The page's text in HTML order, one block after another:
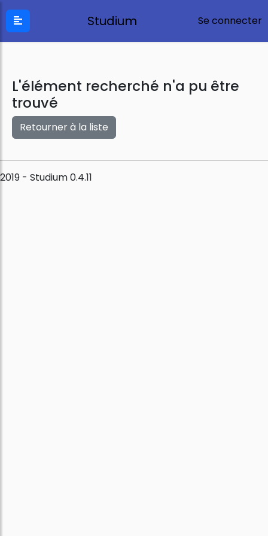
Studium Se connecter
L'élément recherché n'a pu être
trouvé
Retourner à la liste
2019 - Studium 0.4.11